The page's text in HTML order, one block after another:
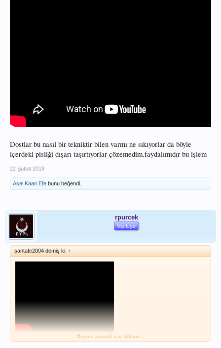
Dostlar bu nasıl bir tekniktir bilen varmı ne sıkıyorlar da böyle
içerdeki pisliği dışarı taşırtıyorlar çözemedim.faydalımıdır bu işlem
22 Şubat 2018
Asel Kaan Efe bunu beğendi.
rpurcek
Vip Üye
santafe2004 demiş ki: ↑
Hepsini görmek için tıklayın...